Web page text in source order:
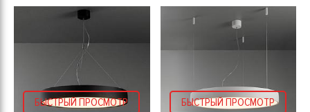
БЫСТРЫЙ ПРОСМОТР БЫСТРЫЙ ПРОСМОТР